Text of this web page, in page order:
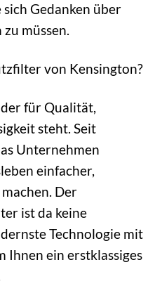
Gedanken über
müssen.
von Kensington?
für Qualität,
steht. Seit
Unternehmen
einfacher,
Der
ist da keine
Technologie mit
Ihnen ein erstklassiges